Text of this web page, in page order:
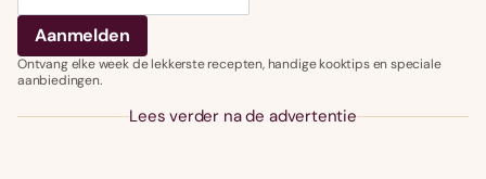
Ontvang elke week de lekkerste recepten, handige kooktips en speciale
aanbiedingen.
Lees verder na de advertentie